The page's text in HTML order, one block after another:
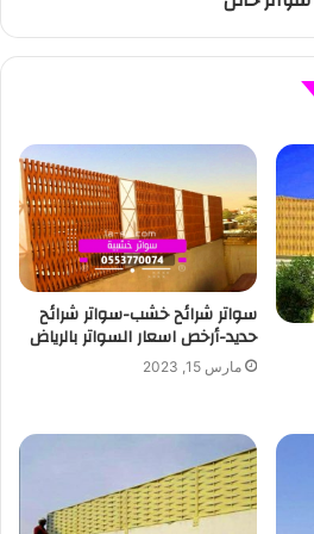
سواتر شرائح خشب-سواتر شرائح
حديد-أرخص اسعار السواتر بالرياض
مارس 15, 2023